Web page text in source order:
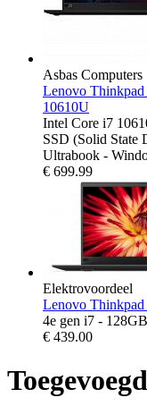
Asbas Computers
Lenovo
10610U
Intel Core i7
SSD (Solid State
Ultrabook -
€ 699.99
Elektrovoordeel
Lenovo
4e gen i7 -
€ 439.00